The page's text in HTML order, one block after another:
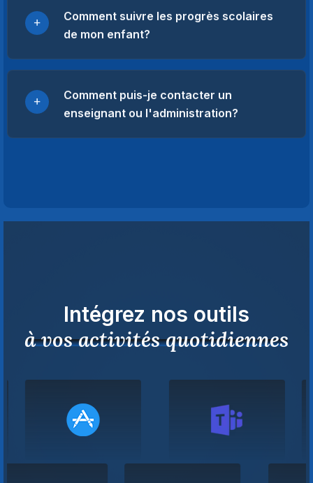
Comment suivre les progrès scolaires
de mon enfant?
Comment puis-je contacter un
enseignant ou l'administration?
Intégrez nos outils
à vos activités quotidiennes